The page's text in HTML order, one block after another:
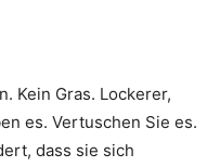
Kein Gras. Lockerer,
es. Vertuschen Sie es.
dass sie sich